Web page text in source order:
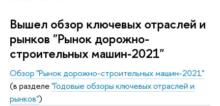
Вышел обзор ключевых отраслей и
рынков "Рынок дорожно-
строительных машин-2021"
Обзор "Рынок дорожно-строительных машин-2021"
(в разделе "Годовые обзоры ключевых отраслей и
рынков")